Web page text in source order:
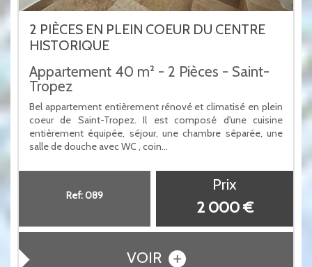
2 PIÈCES EN PLEIN COEUR DU CENTRE
HISTORIQUE
Appartement 40 m² - 2 Pièces - Saint-
Tropez
Bel appartement entièrement rénové et climatisé en plein
coeur de Saint-Tropez. Il est composé d'une cuisine
entièrement équipée, séjour, une chambre séparée, une
salle de douche avec WC , coin...
Ref: 089
Prix
2 000 €
VOIR